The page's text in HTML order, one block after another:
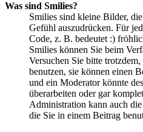
Was sind Smilies?
Smilies sind kleine Bilder,
Gefühl auszudrücken. Für
Code, z. B. bedeutet :)
Smilies können Sie beim
Versuchen Sie bitte
benutzen, sie können einen
und ein Moderator könnte
überarbeiten oder gar
Administration kann auch
die Sie in einem Beitrag